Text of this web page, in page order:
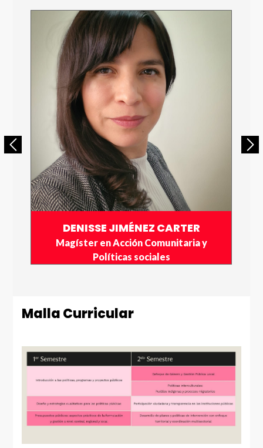
DENISSE JIMÉNEZ CARTER
Magíster en Acción Comunitaria y
Políticas sociales
Malla Curricular